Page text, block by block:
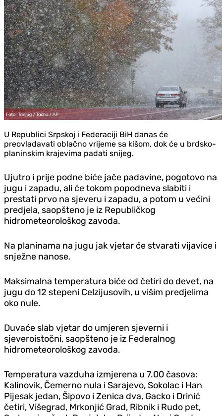
U Republici Srpskoj i Federaciji BiH danas će
preovladavati oblačno vrijeme sa kišom, dok će u brdsko-
planinskim krajevima padati snijeg.
Ujutro i prije podne biće jače padavine, pogotovo na
jugu i zapadu, ali će tokom popodneva slabiti i
prestati prvo na sjeveru i zapadu, a potom u većini
predjela, saopšteno je iz Republičkog
hidrometeorološkog zavoda.
Na planinama na jugu jak vjetar će stvarati vijavice i
snježne nanose.
Maksimalna temperatura biće od četiri do devet, na
jugu do 12 stepeni Celzijusovih, u višim predjelima
oko nule.
Duvaće slab vjetar do umjeren sjeverni i
sjeveroistočni, saopšteno je iz Federalnog
hidrometeorološkog zavoda.
Temperatura vazduha izmjerena u 7.00 časova:
Kalinovik, Čemerno nula i Sarajevo, Sokolac i Han
Pijesak jedan, Šipovo i Zenica dva, Gacko i Drinić
četiri, Višegrad, Mrkonjić Grad, Ribnik i Rudo pet,